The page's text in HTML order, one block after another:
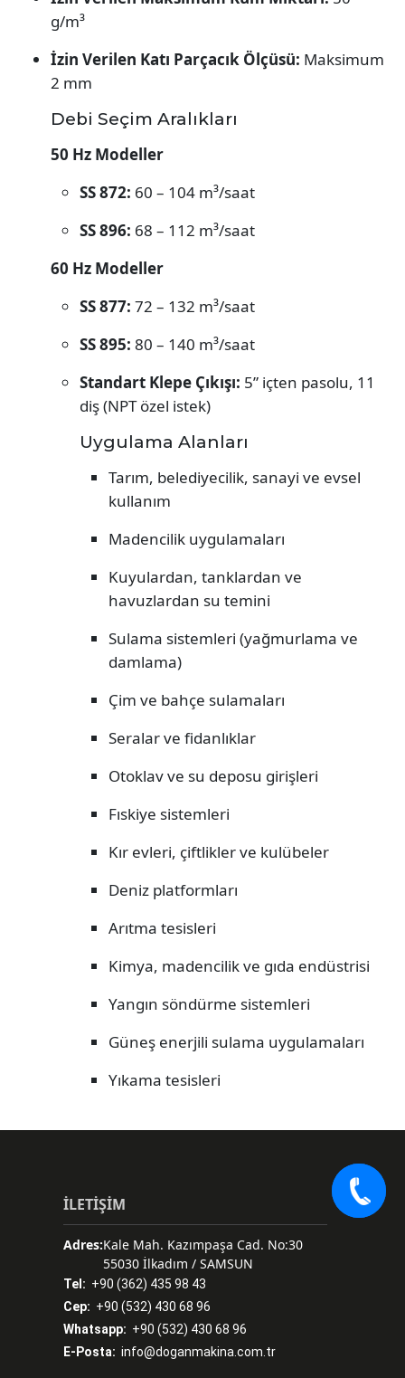
g/m³
İzin Verilen Katı Parçacık Ölçüsü: Maksimum
2 mm
Debi Seçim Aralıkları
50 Hz Modeller
SS 872: 60 – 104 m³/saat
SS 896: 68 – 112 m³/saat
60 Hz Modeller
SS 877: 72 – 132 m³/saat
SS 895: 80 – 140 m³/saat
Standart Klepe Çıkışı: 5” içten pasolu, 11
diş (NPT özel istek)
Uygulama Alanları
Tarım, belediyecilik, sanayi ve evsel
kullanım
Madencilik uygulamaları
Kuyulardan, tanklardan ve
havuzlardan su temini
Sulama sistemleri (yağmurlama ve
damlama)
Çim ve bahçe sulamaları
Seralar ve fidanlıklar
Otoklav ve su deposu girişleri
Fıskiye sistemleri
Kır evleri, çiftlikler ve kulübeler
Deniz platformları
Arıtma tesisleri
Kimya, madencilik ve gıda endüstrisi
Yangın söndürme sistemleri
Güneş enerjili sulama uygulamaları
Yıkama tesisleri
İLETİŞİM
Adres:Kale Mah. Kazımpaşa Cad. No:30
55030 İlkadım / SAMSUN
Tel: +90 (362) 435 98 43
Cep: +90 (532) 430 68 96
Whatsapp: +90 (532) 430 68 96
E-Posta:info@doganmakina.com.tr